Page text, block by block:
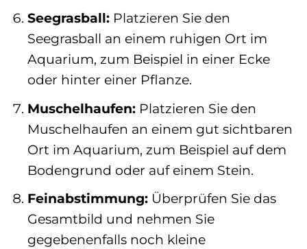
Seegrasball:Platzieren Sie den
Seegrasball an einem ruhigen Ort im
Aquarium, zum Beispiel in einer Ecke
oder hinter einer Pflanze.
Muschelhaufen:Platzieren Sie den
Muschelhaufen an einem gut sichtbaren
Ort im Aquarium, zum Beispiel auf dem
Bodengrund oder auf einem Stein.
Feinabstimmung:Überprüfen Sie das
Gesamtbild und nehmen Sie
gegebenenfalls noch kleine